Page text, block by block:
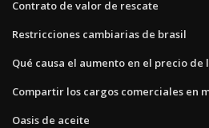
Contrato de valor de rescate
Restricciones cambiarias de brasil
Qué causa el aumento en el precio de
Compartir los cargos comerciales en
Oasis de aceite